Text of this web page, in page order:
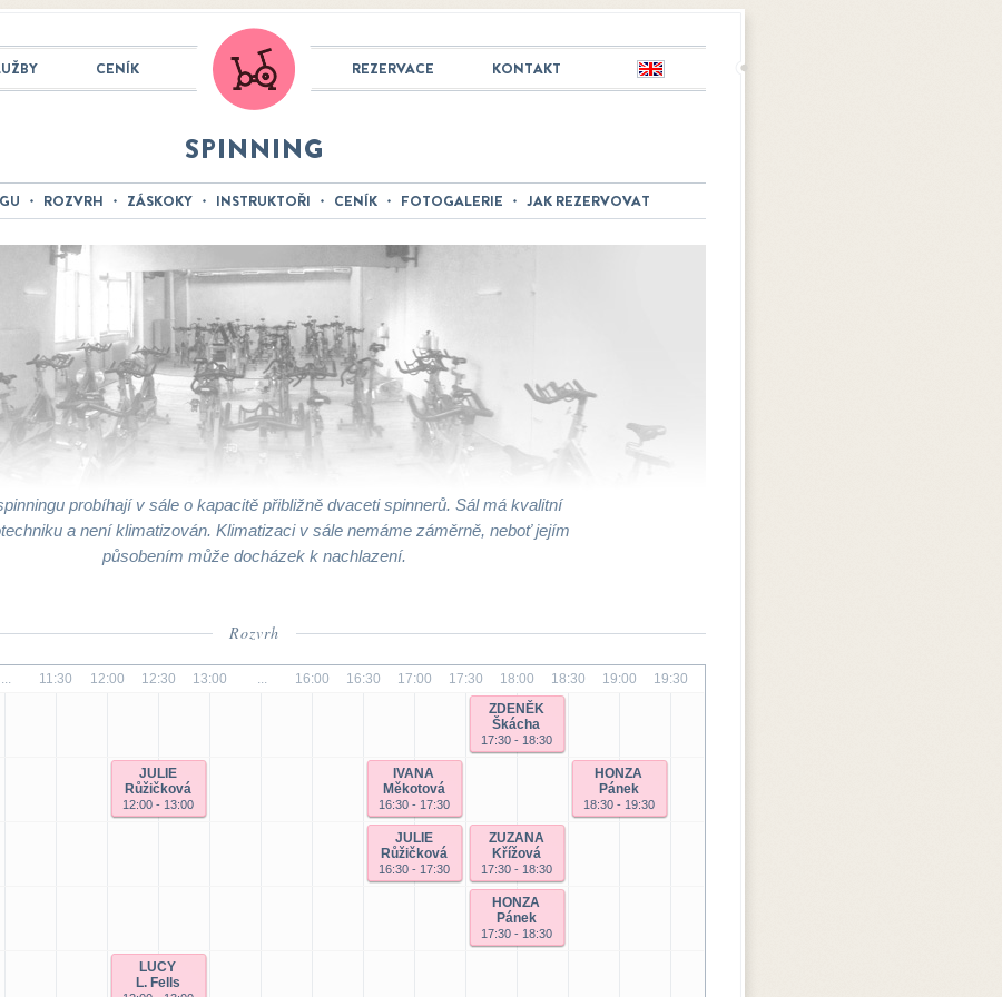
CENÍK REZERVACE KONTAKT
English
SPINNING
ROZVRH ZÁSKOKY INSTRUKTOŘI CENÍK FOTOGALERIE JAK REZERVOVAT
probíhají v sále o kapacitě přibližně dvaceti spinnerů. Sál má kvalitní
a není klimatizován. Klimatizaci v sále nemáme záměrně, neboť jejím
působením může docházek k nachlazení.
Rozvrh
11:30 12:00 12:30 13:00 ... 16:00 16:30 17:00 17:30 18:00 18:30 19:00 19:30
ZDENĚK
Škácha
17:30 - 18:30
JULIE
Růžičková
12:00 - 13:00
IVANA
Měkotová
16:30 - 17:30
HONZA
Pánek
18:30 - 19:30
JULIE
Růžičková
16:30 - 17:30
ZUZANA
Křížová
17:30 - 18:30
HONZA
Pánek
17:30 - 18:30
LUCY
L. Fells